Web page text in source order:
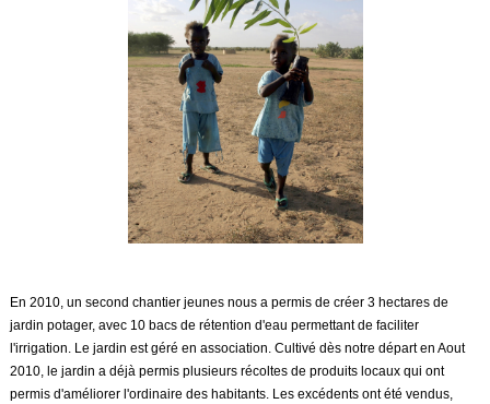
En 2010, un second chantier jeunes nous a permis de créer 3 hectares de
jardin potager, avec 10 bacs de rétention d'eau permettant de faciliter
l'irrigation. Le jardin est géré en association. Cultivé dès notre départ en Aout
2010, le jardin a déjà permis plusieurs récoltes de produits locaux qui ont
permis d'améliorer l'ordinaire des habitants. Les excédents ont été vendus,